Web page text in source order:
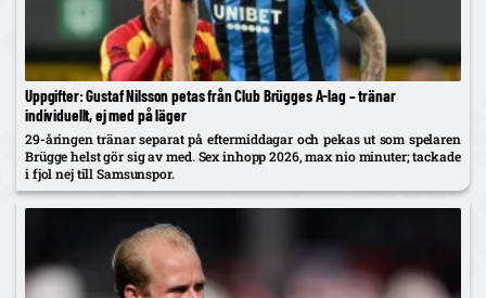
Uppgifter: Gustaf Nilsson petas från Club Brügges A-lag – tränar
individuellt, ej med på läger
29-åringen tränar separat på eftermiddagar och pekas ut som spelaren
Brügge helst gör sig av med. Sex inhopp 2026, max nio minuter; tackade
i fjol nej till Samsunspor.